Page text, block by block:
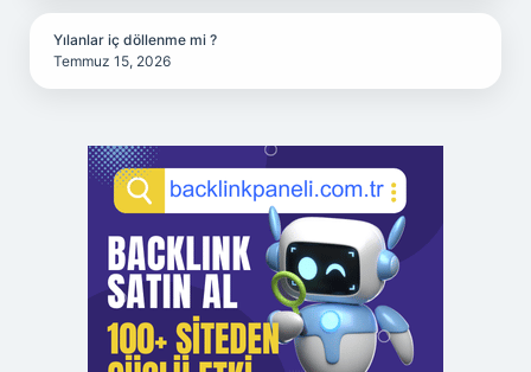
Yılanlar iç döllenme mi ?
Temmuz 15, 2026